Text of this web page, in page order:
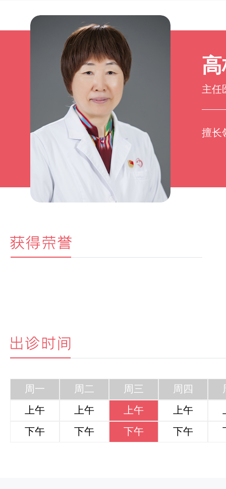
主任
擅长
周一 周二 周三 周四
上午
上午 上午 上午
下午
下午 下午 下午